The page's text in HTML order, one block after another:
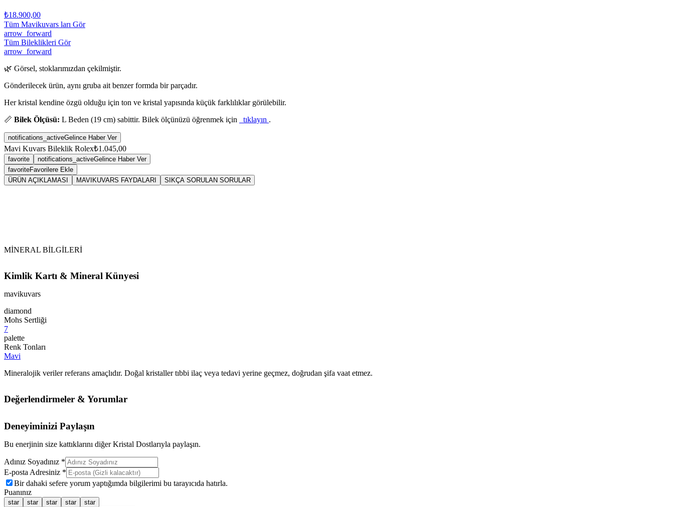
₺18.900,00
Tüm Mavikuvars ları Gör
arrow_forward
Tüm Bileklikleri Gör
arrow_forward
🌿 Görsel, stoklarımızdan çekilmiştir.
Gönderilecek ürün, aynı gruba ait benzer formda bir parçadır.
Her kristal kendine özgü olduğu için ton ve kristal yapısında küçük farklılıklar görülebilir.
📏 Bilek Ölçüsü: L Beden (19 cm) sabittir. Bilek ölçünüzü öğrenmek için tıklayın .
notifications_activeGelince Haber Ver
Mavi Kuvars Bileklik Rolex₺1.045,00
favorite notifications_activeGelince Haber Ver
favoriteFavorilere Ekle
ÜRÜN AÇIKLAMASI
MAVIKUVARS FAYDALARI SIKÇA SORULAN SORULAR
MİNERAL BİLGİLERİ
Kimlik Kartı & Mineral Künyesi
mavikuvars
diamond
Mohs Sertliği
7
palette
Renk Tonları
Mavi
Mineralojik veriler referans amaçlıdır. Doğal kristaller tıbbi ilaç veya tedavi yerine geçmez, doğrudan şifa vaat etmez.
Değerlendirmeler & Yorumlar
Deneyiminizi Paylaşın
Bu enerjinin size kattıklarını diğer Kristal Dostlarıyla paylaşın.
Adınız Soyadınız *
E-posta Adresiniz *
Bir dahaki sefere yorum yaptığımda bilgilerimi bu tarayıcıda hatırla.
Puanınız
star star star star star